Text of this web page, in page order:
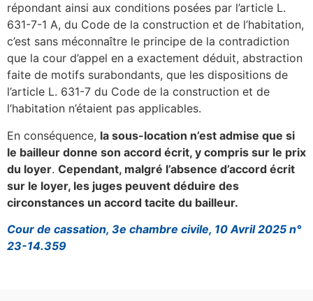
répondant ainsi aux conditions posées par l’article L.
631-7-1 A, du Code de la construction et de l’habitation,
c’est sans méconnaître le principe de la contradiction
que la cour d’appel en a exactement déduit, abstraction
faite de motifs surabondants, que les dispositions de
l’article L. 631-7 du Code de la construction et de
l’habitation n’étaient pas applicables.
En conséquence, la sous-location n’est admise que si
le bailleur donne son accord écrit, y compris sur le prix
du loyer. Cependant, malgré l’absence d’accord écrit
sur le loyer, les juges peuvent déduire des
circonstances un accord tacite du bailleur.
Cour de cassation, 3e chambre civile, 10 Avril 2025 n°
23-14.359